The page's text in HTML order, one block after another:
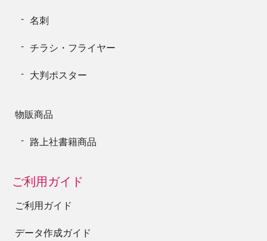
名刺
チラシ・フライヤー
大判ポスター
物販商品
路上社書籍商品
ご利用ガイド
ご利用ガイド
データ作成ガイド